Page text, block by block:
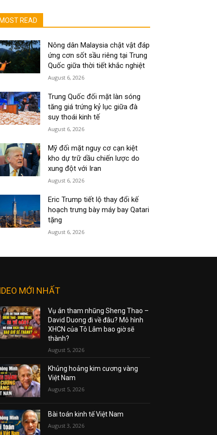
MOST READ
Nông dân Malaysia chật vật đáp
ứng cơn sốt sầu riêng tại Trung
Quốc giữa thời tiết khắc nghiệt
August 6, 2026
Trung Quốc đối mặt làn sóng
tăng giá trứng kỷ lục giữa đà
suy thoái kinh tế
August 6, 2026
Mỹ đối mặt nguy cơ cạn kiệt
kho dự trữ dầu chiến lược do
xung đột với Iran
August 6, 2026
Eric Trump tiết lộ thay đổi kế
hoạch trưng bày máy bay Qatari
tặng
August 6, 2026
MỚI NHẤT
Vụ án tham nhũng Sheng Thao –
David Duong đi về đâu? Mô hình
XHCN của Tô Lâm bao giờ sẽ
thành?
August 5, 2026
Khủng hoảng kim cương vàng
Việt Nam
August 5, 2026
Bài toán kinh tế Việt Nam
August 3, 2026